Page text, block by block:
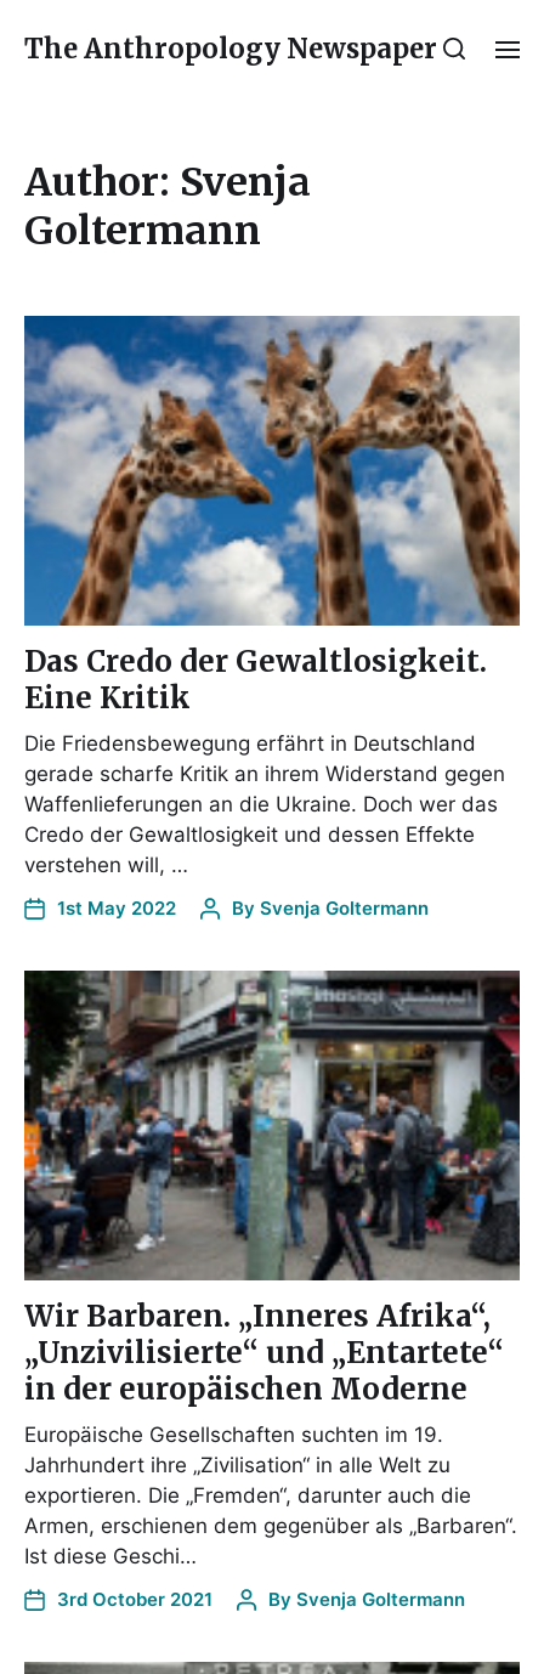
The Anthropology Newspaper
Author: Svenja
Goltermann
Das Credo der Gewaltlosigkeit.
Eine Kritik
Die Friedensbewegung erfährt in Deutschland
gerade scharfe Kritik an ihrem Widerstand gegen
Waffenlieferungen an die Ukraine. Doch wer das
Credo der Gewaltlosigkeit und dessen Effekte
verstehen will, …
1st May 2022 By Svenja Goltermann
Wir Barbaren. „Inneres Afrika“,
„Unzivilisierte“ und „Entartete“
in der europäischen Moderne
Europäische Gesellschaften suchten im 19.
Jahrhundert ihre „Zivilisation“ in alle Welt zu
exportieren. Die „Fremden“, darunter auch die
Armen, erschienen dem gegenüber als „Barbaren“.
Ist diese Geschi…
3rd October 2021 By Svenja Goltermann